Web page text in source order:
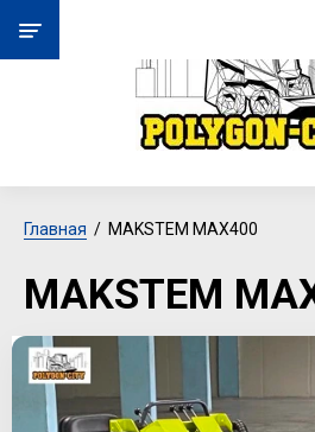
Главная
  /  MAKSTEM MAX400
MAKSTEM